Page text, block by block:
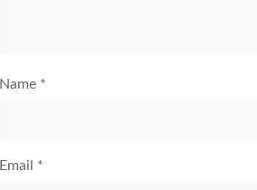
Name *
Email *